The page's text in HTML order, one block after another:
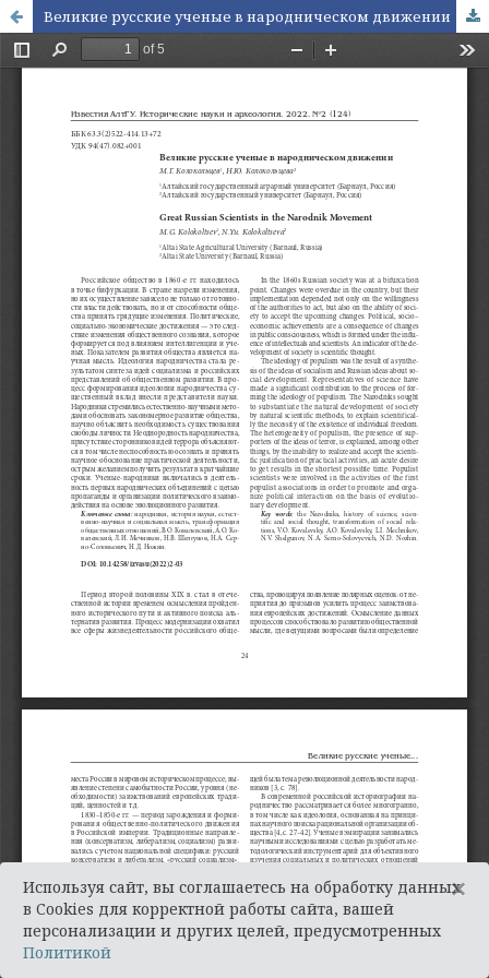
Великие русские ученые в народническом движении
Используя сайт, вы соглашаетесь на обработку данных
в Cookies для корректной работы сайта, вашей
персонализации и других целей, предусмотренных
Политикой
×